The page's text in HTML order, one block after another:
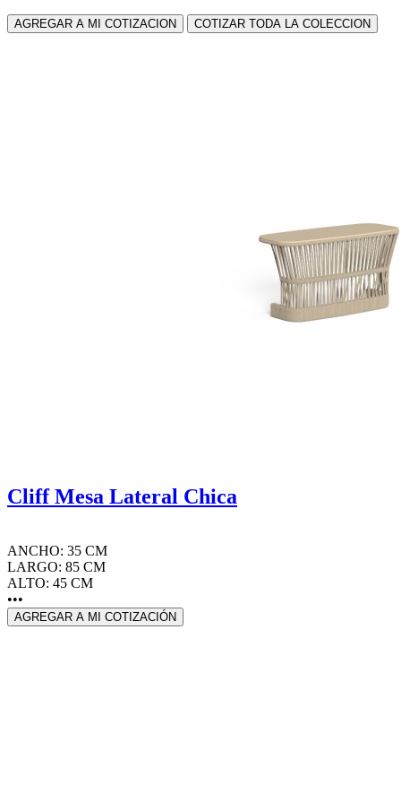
AGREGAR A MI COTIZACION COTIZAR TODA LA COLECCION
Cliff Mesa Lateral Chica
ANCHO: 35 CM
LARGO: 85 CM
ALTO: 45 CM
•••
AGREGAR A MI COTIZACIÓN